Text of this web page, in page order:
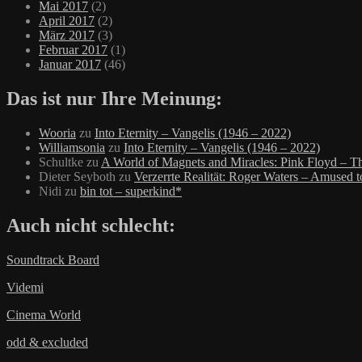
Mai 2017 (2)
April 2017 (2)
März 2017 (3)
Februar 2017 (1)
Januar 2017 (46)
Das ist nur Ihre Meinung:
Wooria zu Into Eternity – Vangelis (1946 – 2022)
Williamsonia zu Into Eternity – Vangelis (1946 – 2022)
Schultke zu A World of Magnets and Miracles: Pink Floyd –
Dieter Seyboth zu Verzerrte Realität: Roger Waters – Amused
Nidi zu bin tot – superkind*
Auch nicht schlecht:
Soundtrack Board
Videmi
Cinema World
odd & excluded